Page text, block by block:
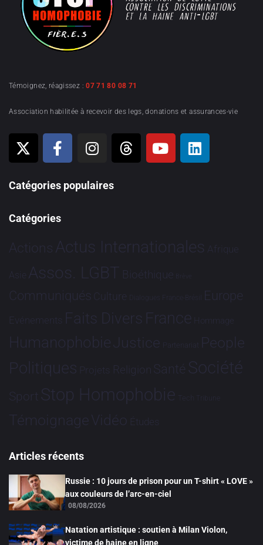
Témoignez, réagissez :07 71 80 08 71
Association habilitée à recevoir des legs, donations et assurances-vie
Catégories populaires
Catégories
Actions Actus Internationales Afrique
Asie Assos. LGBT Bioéthique Brève
Communiqués Culture Dialogues France-Brésil Europe
Evénements Faits Divers France Hommage
HumanophobieJustice Partenariat People
Politiques Projets Religion Santé Société
Sport Stop Homophobie Tech Tribune
TémoignageVidéo Études
Articles récents
Russie : 10 jours de prison pour un T-shirt « LOVE »
aux couleurs de l’arc-en-ciel
08/08/2026
Natation artistique : soutien à Milan Violon,
victime de haine en ligne